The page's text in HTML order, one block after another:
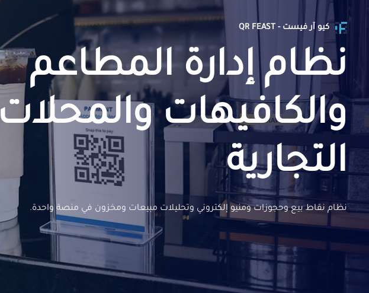
كيو آر فيست - QR FEAST
نظام إدارة المطاعم
والكافيهات والمحلات
التجارية
نظام نقاط بيع وحجوزات ومنيو إلكتروني وتحليلات مبيعات ومخزون في منصة واحدة.